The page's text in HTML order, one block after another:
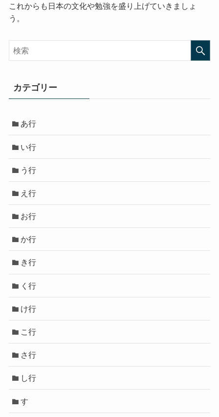
これからも日本の文化や勉強を盛り上げていきましょ
う。
カテゴリー
あ行
い行
う行
え行
お行
か行
き行
く行
け行
こ行
さ行
し行
す